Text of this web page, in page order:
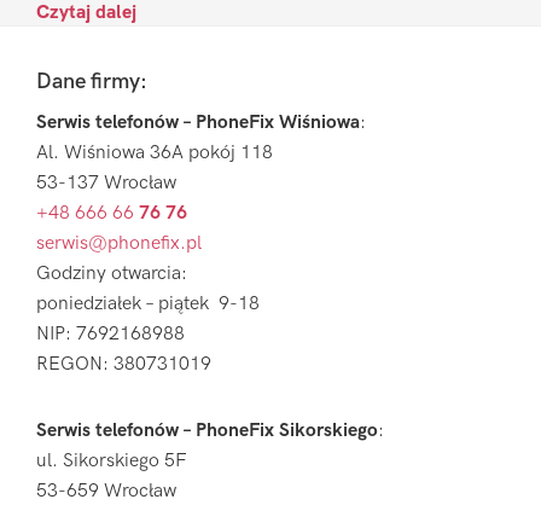
Czytaj dalej
FooterDane firmy:
Serwis telefonów – PhoneFix Wiśniowa:
Al. Wiśniowa 36A pokój 118
53-137 Wrocław
+48 666 66 76 76
serwis@phonefix.pl
Godziny otwarcia:
poniedziałek – piątek 9-18
NIP: 7692168988
REGON: 380731019
Serwis telefonów – PhoneFix Sikorskiego:
ul. Sikorskiego 5F
53-659 Wrocław